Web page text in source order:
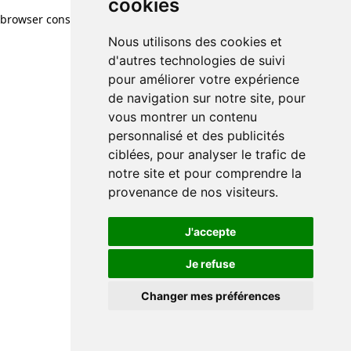
cookies
Nous utilisons des cookies et
d'autres technologies de suivi
pour améliorer votre expérience
de navigation sur notre site, pour
vous montrer un contenu
personnalisé et des publicités
ciblées, pour analyser le trafic de
notre site et pour comprendre la
provenance de nos visiteurs.
J'accepte
Je refuse
Changer mes préférences
browser console for more information)